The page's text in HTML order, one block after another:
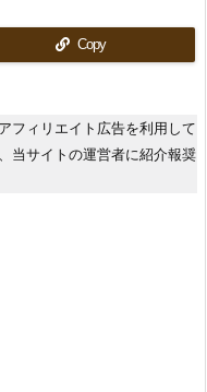
Copy
フィリエイト広告を利用して
当サイトの運営者に紹介報奨